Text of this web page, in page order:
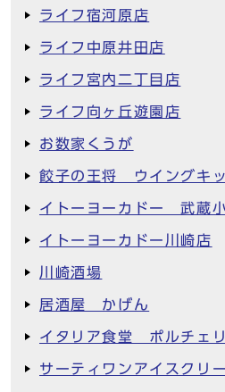
ライフ宿河原店
ライフ中原井田店
ライフ宮内二丁目店
ライフ向ヶ丘遊園店
お数家くうが
餃子の王将 ウイングキ
イトーヨーカドー 武蔵
イトーヨーカドー川崎店
川崎酒場
居酒屋 かげん
イタリア食堂 ポルチェ
サーティワンアイスクリ